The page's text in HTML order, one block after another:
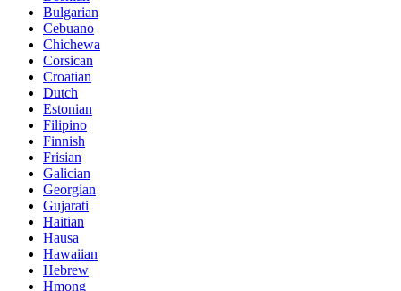
Bulgarian
Cebuano
Chichewa
Corsican
Croatian
Dutch
Estonian
Filipino
Finnish
Frisian
Galician
Georgian
Gujarati
Haitian
Hausa
Hawaiian
Hebrew
Hmong